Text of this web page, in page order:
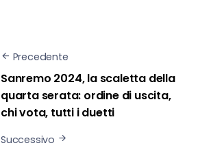
Precedente
Sanremo 2024, la scaletta della
quarta serata: ordine di uscita,
chi vota, tutti i duetti
Successivo